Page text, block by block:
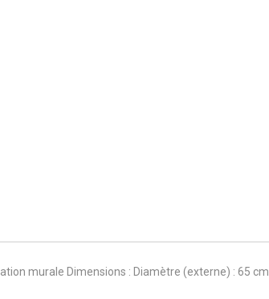
murale Dimensions : Diamètre (externe) : 65 cm